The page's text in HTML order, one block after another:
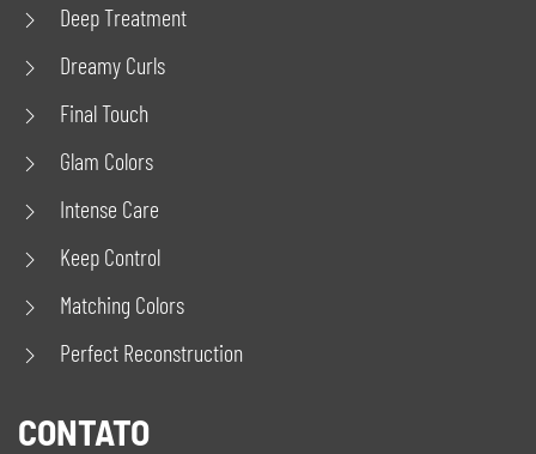
Deep Treatment
Dreamy Curls
Final Touch
Glam Colors
Intense Care
Keep Control
Matching Colors
Perfect Reconstruction
CONTATO